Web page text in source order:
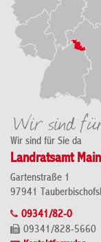
Wir sind für Sie da
Landratsamt
Gartenstraße 1
97941
09341/82-0
09341/828-5660